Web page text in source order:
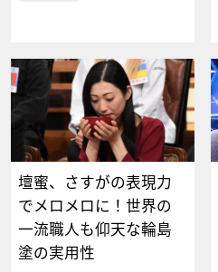
壇蜜、さすがの表現力
でメロメロに！世界の
一流職人も仰天な輪島
塗の実用性